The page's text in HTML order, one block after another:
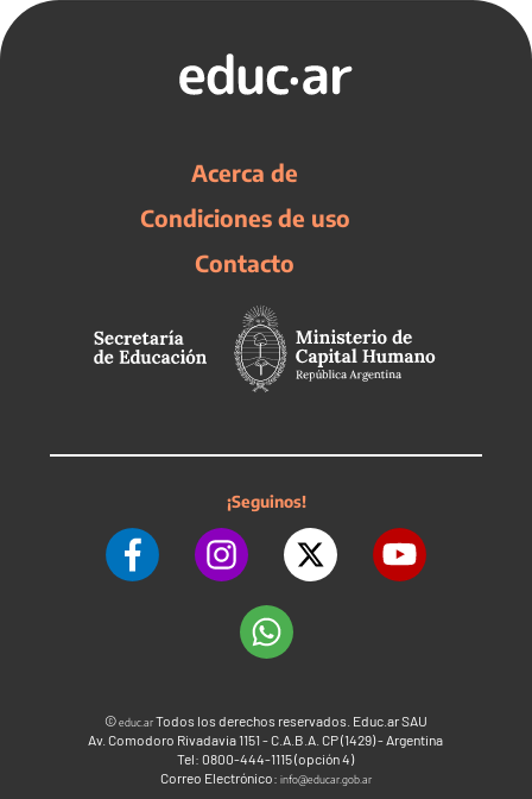
Acerca de
Condiciones de uso
Contacto
¡Seguinos!
©educ.arTodos los derechos reservados. Educ.ar SAU
Av. Comodoro Rivadavia 1151 - C.A.B.A. CP (1429) - Argentina
Tel: 0800-444-1115 (opción 4)
Correo Electrónico: info@educar.gob.ar